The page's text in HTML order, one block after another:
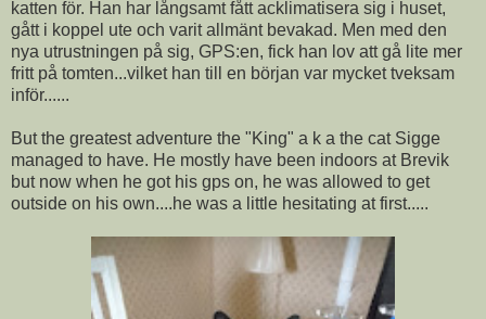
katten för. Han har långsamt fått acklimatisera sig i huset,
gått i koppel ute och varit allmänt bevakad. Men med den
nya utrustningen på sig, GPS:en, fick han lov att gå lite mer
fritt på tomten...vilket han till en början var mycket tveksam
inför......
But the greatest adventure the "King" a k a the cat Sigge
managed to have. He mostly have been indoors at Brevik
but now when he got his gps on, he was allowed to get
outside on his own....he was a little hesitating at first.....